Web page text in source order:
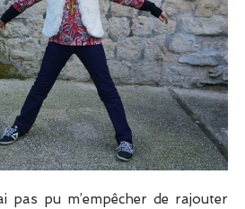
pas pu m’empêcher de rajouter